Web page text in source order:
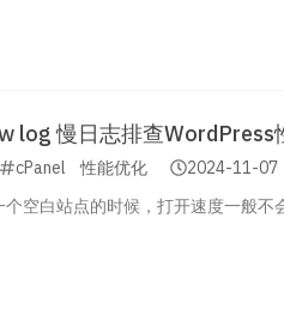
log 慢日志排查WordPress
cPanel 性能优化
2024-11-07
个空白站点的时候，打开速度一般